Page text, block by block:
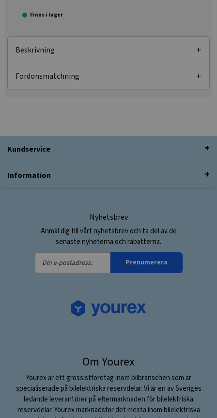
Finns i lager
Beskrivning
Fordonsmatchning
Kundservice
Information
Nyhetsbrev
Anmäl dig till vårt nyhetsbrev och ta del av de
senaste nyheterna och rabatterna.
Din
e-
Prenumerera
Om Yourex
Yourex är ett grossistföretag inom bilbranschen som är
specialiserade på bilelektriska reservdelar. Vi är en av Sveriges
ledande leverantörer på eftermarknaden för bilelektriska
reservdelar. Yourex marknadsför det mesta inom bilelektriska